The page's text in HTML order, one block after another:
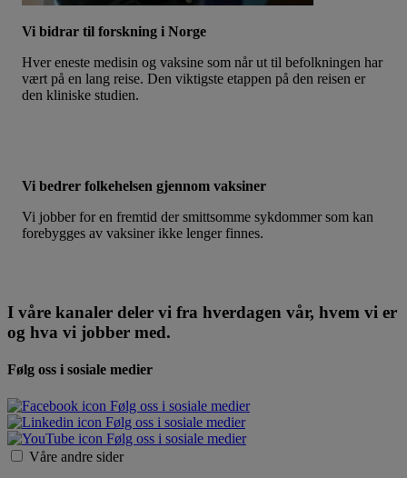
Vi bidrar til forskning i Norge
Hver eneste medisin og vaksine som når ut til befolkningen har
vært på en lang reise. Den viktigste etappen på den reisen er
den kliniske studien.
Vi bedrer folkehelsen gjennom vaksiner
Vi jobber for en fremtid der smittsomme sykdommer som kan
forebygges av vaksiner ikke lenger finnes.
I våre kanaler deler vi fra hverdagen vår, hvem vi er
og hva vi jobber med.
Følg oss i sosiale medier
Våre andre sider